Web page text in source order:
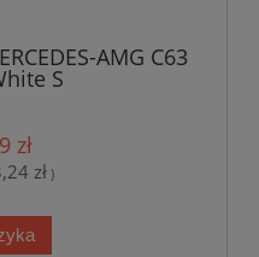
AMG C63
S
zł
zł)